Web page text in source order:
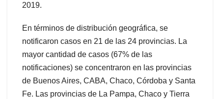
2019.
En términos de distribución geográfica, se
notificaron casos en 21 de las 24 provincias. La
mayor cantidad de casos (67% de las
notificaciones) se concentraron en las provincias
de Buenos Aires, CABA, Chaco, Córdoba y Santa
Fe. Las provincias de La Pampa, Chaco y Tierra